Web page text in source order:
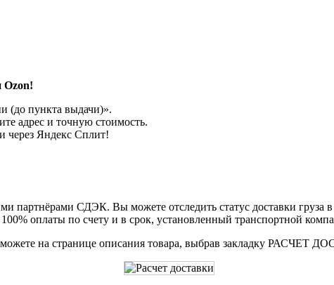
Ozon!
(до пункта выдачи)».
адрес и точную стоимость.
через Яндекс Сплит!
СДЭК. Вы можете отследить статус доставки груза в
оплаты по счету и в срок, установленный транспортной
на странице описания товара, выбрав закладку РАСЧЕТ